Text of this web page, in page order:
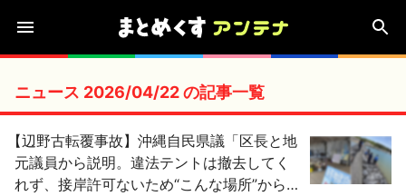
ニュース 2026/04/22 の記事一覧
【辺野古転覆事故】沖縄自民県議「区長と地
元議員から説明。違法テントは撤去してく
れず、接岸許可ないため“こんな場所”から乗